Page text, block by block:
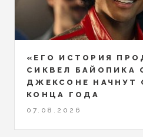
«ЕГО ИСТОРИЯ
СИКВЕЛ БАЙОПИКА
ДЖЕКСОНЕ НАЧНУТ
КОНЦА ГОДА
07.08.2026